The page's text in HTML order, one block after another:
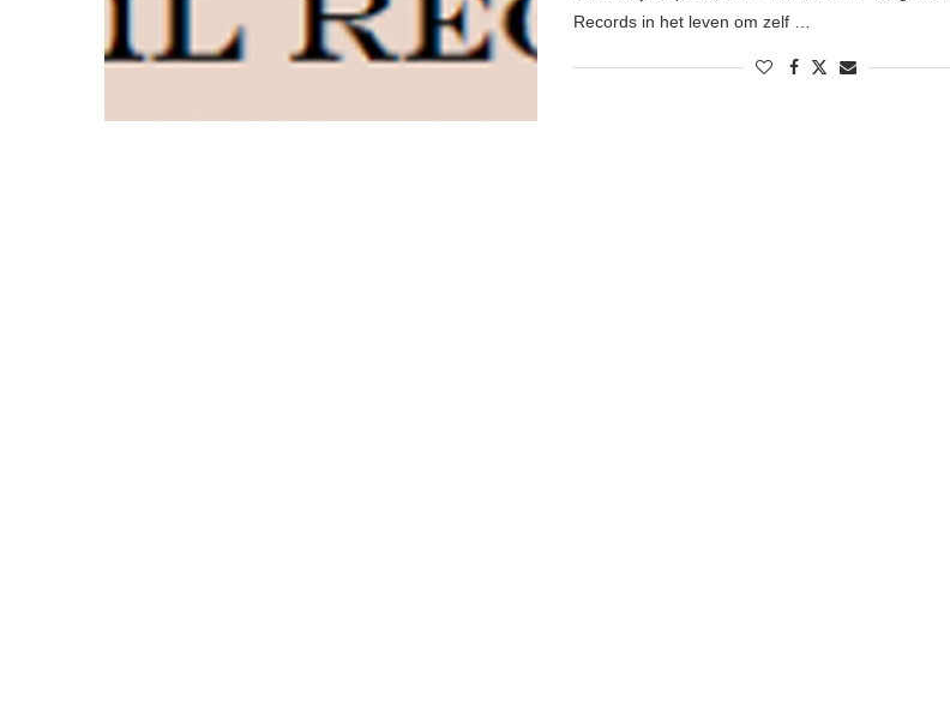
Records in het leven om zelf …